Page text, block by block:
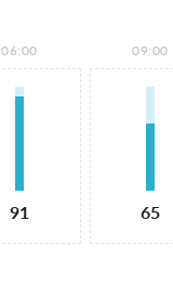
06:00
91
09:00
65